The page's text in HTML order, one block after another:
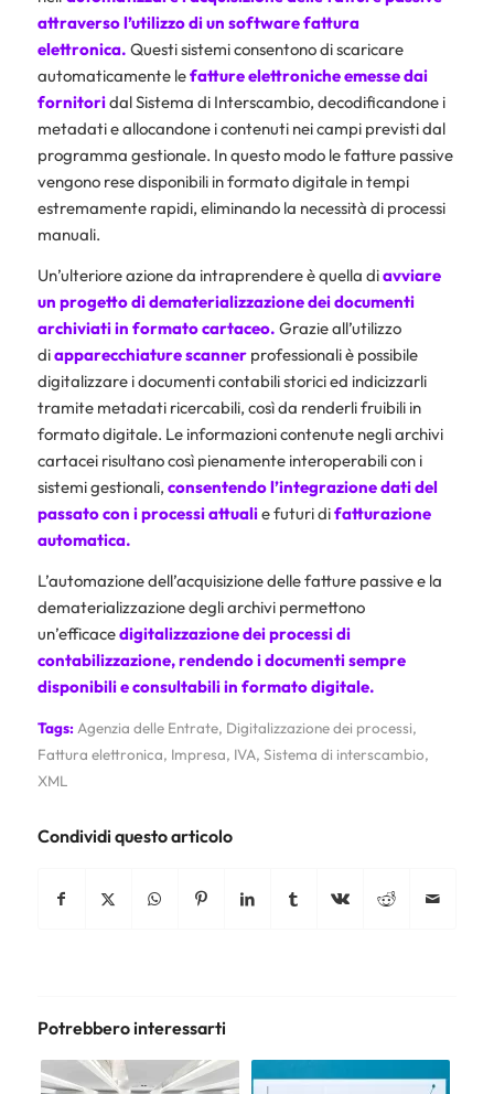
attraverso l’utilizzo di un software fattura
elettronica. Questi sistemi consentono di scaricare
automaticamente lefatture elettroniche emesse dai
fornitoridal Sistema di Interscambio, decodificandone i
metadati e allocandone i contenuti nei campi previsti dal
programma gestionale. In questo modo le fatture passive
vengono rese disponibili in formato digitale in tempi
estremamente rapidi, eliminando la necessità di processi
manuali.
Un’ulteriore azione da intraprendere è quella diavviare
un progetto di dematerializzazione dei documenti
archiviati in formato cartaceo. Grazie all’utilizzo
diapparecchiature scannerprofessionali è possibile
digitalizzare i documenti contabili storici ed indicizzarli
tramite metadati ricercabili, così da renderli fruibili in
formato digitale. Le informazioni contenute negli archivi
cartacei risultano così pienamente interoperabili con i
sistemi gestionali, consentendo l’integrazione dati del
passato con i processi attualie futuri difatturazione
automatica.
L’automazione dell’acquisizione delle fatture passive e la
dematerializzazione degli archivi permettono
un’efficacedigitalizzazione dei processi di
contabilizzazione, rendendo i documenti sempre
disponibili e consultabili in formato digitale.
Tags: Agenzia delle Entrate, Digitalizzazione dei processi,
Fattura elettronica, Impresa, IVA, Sistema di interscambio,
XML
Condividi questo articolo
Potrebbero interessarti